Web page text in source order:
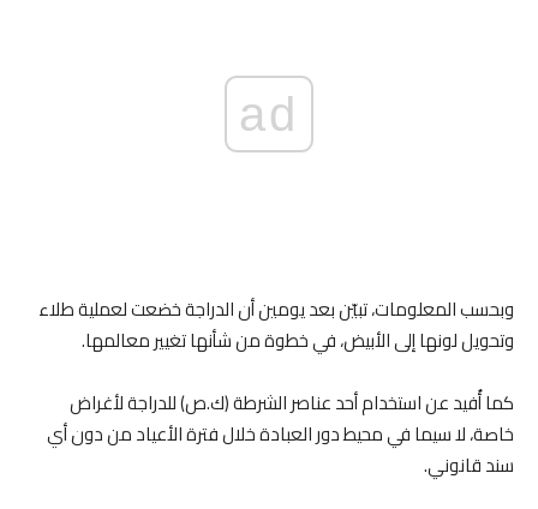
ad
وبحسب المعلومات، تبيّن بعد يومين أن الدراجة خضعت لعملية طلاء
وتحويل لونها إلى الأبيض، في خطوة من شأنها تغيير معالمها.
كما أُفيد عن استخدام أحد عناصر الشرطة (ك.ص) للدراجة لأغراض
خاصة، لا سيما في محيط دور العبادة خلال فترة الأعياد من دون أي
سند قانوني.